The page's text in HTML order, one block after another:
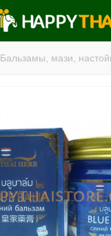
Бальзамы, мази,